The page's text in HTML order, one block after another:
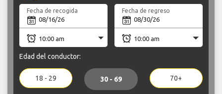
Fecha de recogida Fecha de regreso
Edad del conductor:
18 - 29 30 - 69 70+